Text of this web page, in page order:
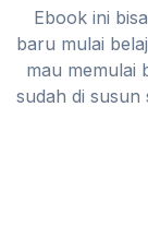
Ebook ini
baru mulai
mau memulai
sudah di susun